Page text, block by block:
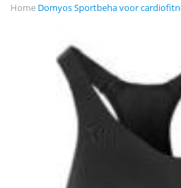
Home Domyos Sportbeha voor